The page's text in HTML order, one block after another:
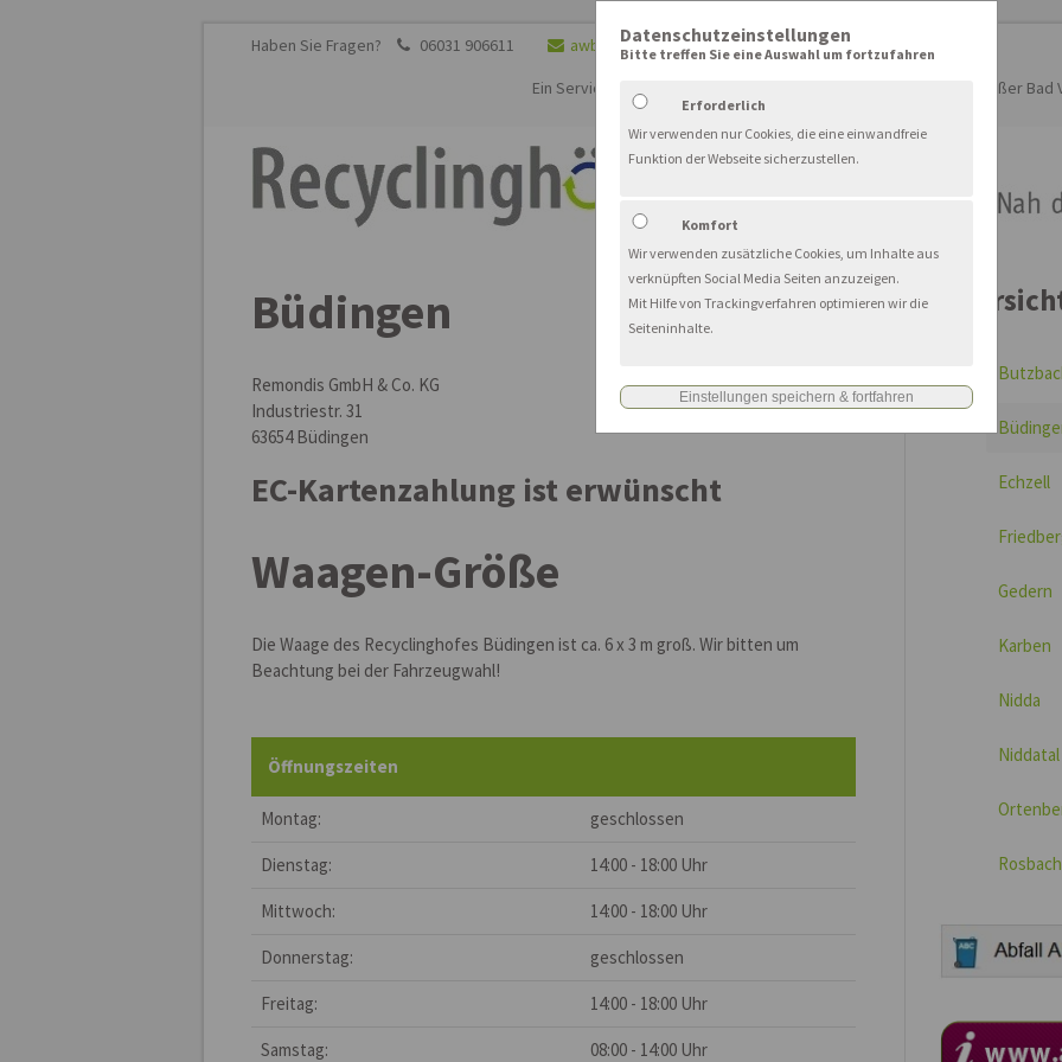
Der Eintrag "offcanvas-col1"
Der Eintrag "offcanvas-col2"
existiert leider nicht.
Der Eintrag "offcanvas-col3"
Haben Sie Fragen? 06031 906611
awb.service@awb-wetterau.de
Ein Service für Bürgerinnen und Bürger aus dem Wetteraukreis (außer Bad
Büdingen
Remondis GmbH & Co. KG
Industriestr. 31
63654 Büdingen
EC-Kartenzahlung ist erwünscht
Waagen-Größe
Die Waage des Recyclinghofes Büdingen ist ca. 6 x 3 m groß. Wir bitten um
Beachtung bei der Fahrzeugwahl!
Öffnungszeiten
Montag: geschlossen
Dienstag: 14:00 - 18:00 Uhr
Mittwoch: 14:00 - 18:00 Uhr
Donnerstag: geschlossen
Freitag: 14:00 - 18:00 Uhr
Samstag: 08:00 - 14:00 Uhr
Echzell
Gedern
Karben
Nidda
Niddatal
Rosbach
Datenschutzeinstellungen
Bitte treffen Sie eine Auswahl um fortzufahren
Erforderlich
Wir verwenden nur Cookies, die eine einwandfreie
Funktion der Webseite sicherzustellen.
Komfort
Wir verwenden zusätzliche Cookies, um Inhalte aus
verknüpften Social Media Seiten anzuzeigen.
Mit Hilfe von Trackingverfahren optimieren wir die
Seiteninhalte.